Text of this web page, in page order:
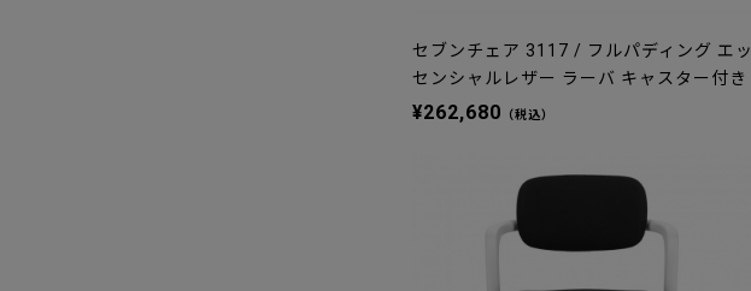
セブンチェア 3117 / フルパディング エッ
センシャルレザー ラーバ キャスター付き
¥262,680 （税込）